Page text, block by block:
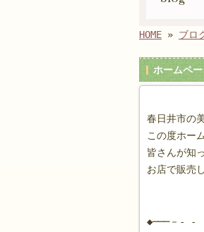
HOME » ブロ
ホームペ
春日井市の
この度ホー
皆さんが知
お店で販売